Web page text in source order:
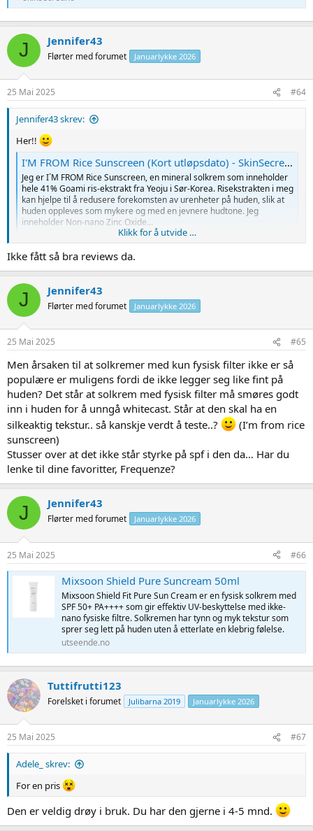
J Jennifer43
Flørter med forumet Januarlykke 2026
25 Mai 2025 #64
Jennifer43 skrev:
Her!!
I'M FROM Rice Sunscreen (Kort utløpsdato) - SkinSecret.no
Jeg er I´M FROM Rice Sunscreen, en mineral solkrem som inneholder
hele 41% Goami ris-ekstrakt fra Yeoju i Sør-Korea. Risekstrakten i meg
kan hjelpe til å redusere forekomsten av urenheter på huden, slik at
huden oppleves som mykere og med en jevnere hudtone. Jeg
inneholder Non-nano Zinc Oxide...
Klikk for å utvide …
Ikke fått så bra reviews da.
J Jennifer43
Flørter med forumet Januarlykke 2026
25 Mai 2025 #65
Men årsaken til at solkremer med kun fysisk filter ikke er så
populære er muligens fordi de ikke legger seg like fint på
huden? Det står at solkrem med fysisk filter må smøres godt
inn i huden for å unngå whitecast. Står at den skal ha en
silkeaktig tekstur.. så kanskje verdt å teste..?
(I’m from rice
sunscreen)
Stusser over at det ikke står styrke på spf i den da… Har du
lenke til dine favoritter, Frequenze?
J Jennifer43
Flørter med forumet Januarlykke 2026
25 Mai 2025 #66
Mixsoon Shield Pure Suncream 50ml
Mixsoon Shield Fit Pure Sun Cream er en fysisk solkrem med
SPF 50+ PA++++ som gir effektiv UV-beskyttelse med ikke-
nano fysiske filtre. Solkremen har tynn og myk tekstur som
sprer seg lett på huden uten å etterlate en klebrig følelse.
utseende.no
Tuttifrutti123
Forelsket i forumet Julibarna 2019 Januarlykke 2026
25 Mai 2025 #67
Adele_ skrev:
For en pris
Den er veldig drøy i bruk. Du har den gjerne i 4-5 mnd.